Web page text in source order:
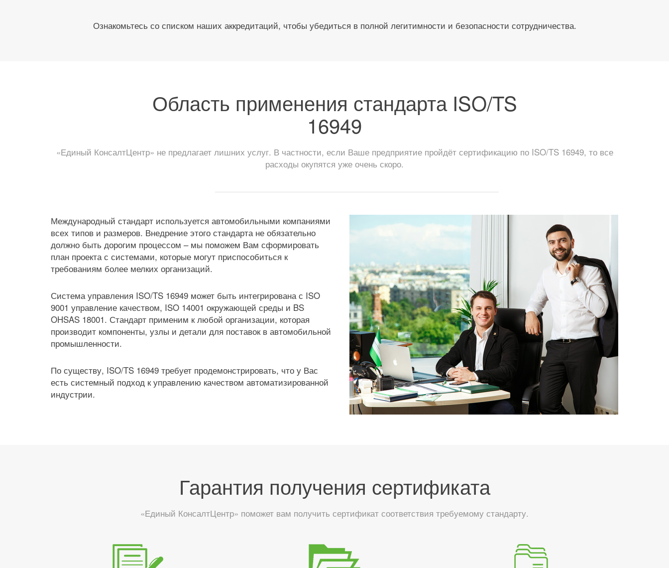
Ознакомьтесь со списком наших аккредитаций, чтобы убедиться в полной легитимности и безопасности сотрудничества.
Область применения стандарта ISO/TS
16949
«Единый КонсалтЦентр» не предлагает лишних услуг. В частности, если Ваше предприятие пройдёт сертификацию по ISO/TS 16949, то все
расходы окупятся уже очень скоро.
Международный стандарт используется автомобильными компаниями
всех типов и размеров. Внедрение этого стандарта не обязательно
должно быть дорогим процессом – мы поможем Вам сформировать
план проекта с системами, которые могут приспособиться к
требованиям более мелких организаций.
Система управления ISO/TS 16949 может быть интегрирована с ISO
9001 управление качеством, ISO 14001 окружающей среды и BS
OHSAS 18001. Стандарт применим к любой организации, которая
производит компоненты, узлы и детали для поставок в автомобильной
промышленности.
По существу, ISO/TS 16949 требует продемонстрировать, что у Вас
есть системный подход к управлению качеством автоматизированной
индустрии.
Гарантия получения сертификата
«Единый КонсалтЦентр» поможет вам получить сертификат соответствия требуемому стандарту.